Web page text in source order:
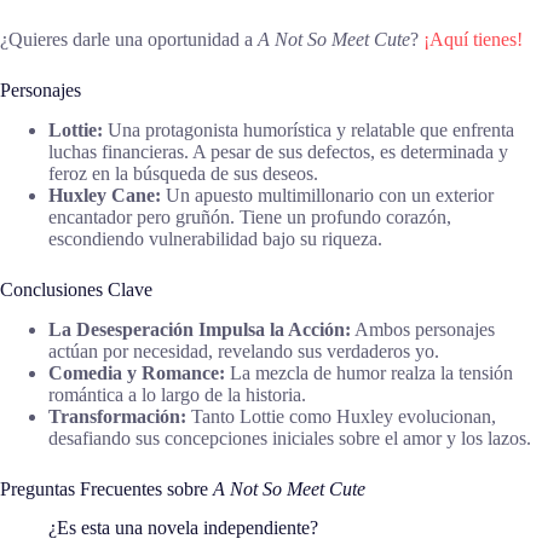
¿Quieres darle una oportunidad a A Not So Meet Cute? ¡Aquí tienes!
Personajes
Lottie: Una protagonista humorística y relatable que enfrenta
luchas financieras. A pesar de sus defectos, es determinada y
feroz en la búsqueda de sus deseos.
Huxley Cane: Un apuesto multimillonario con un exterior
encantador pero gruñón. Tiene un profundo corazón,
escondiendo vulnerabilidad bajo su riqueza.
Conclusiones Clave
La Desesperación Impulsa la Acción: Ambos personajes
actúan por necesidad, revelando sus verdaderos yo.
Comedia y Romance: La mezcla de humor realza la tensión
romántica a lo largo de la historia.
Transformación: Tanto Lottie como Huxley evolucionan,
desafiando sus concepciones iniciales sobre el amor y los lazos.
Preguntas Frecuentes sobre A Not So Meet Cute
¿Es esta una novela independiente?